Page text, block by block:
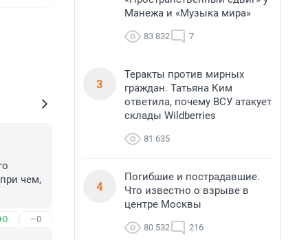
чем,
–0
Манежа и «Музыка мира»
83 832 7
3
Теракты против мирных
граждан. Татьяна Ким
ответила, почему ВСУ атакует
склады Wildberries
81 635
4
Погибшие и пострадавшие.
Что известно о взрыве в
центре Москвы
80 532 216